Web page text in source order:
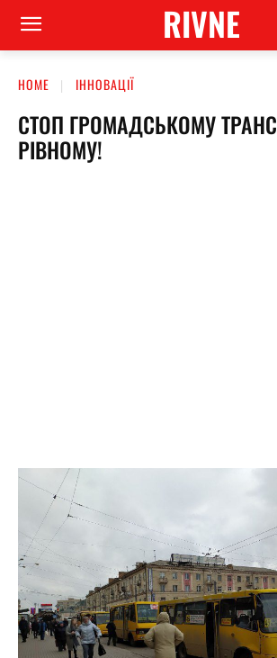
RIVNE
HOME ІННОВАЦІЇ
СТОП ГРОМАДСЬКОМУ
РІВНОМУ!